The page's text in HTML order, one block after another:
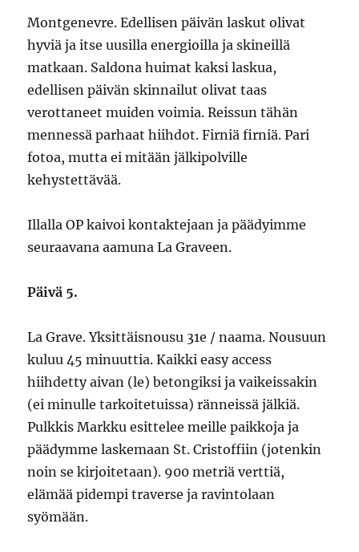
Montgenevre. Edellisen päivän laskut olivat
hyviä ja itse uusilla energioilla ja skineillä
matkaan. Saldona huimat kaksi laskua,
edellisen päivän skinnailut olivat taas
verottaneet muiden voimia. Reissun tähän
mennessä parhaat hiihdot. Firniä firniä. Pari
fotoa, mutta ei mitään jälkipolville
kehystettävää.
Illalla OP kaivoi kontaktejaan ja päädyimme
seuraavana aamuna La Graveen.
Päivä 5.
La Grave. Yksittäisnousu 31e / naama. Nousuun
kuluu 45 minuuttia. Kaikki easy access
hiihdetty aivan (le) betongiksi ja vaikeissakin
(ei minulle tarkoitetuissa) ränneissä jälkiä.
Pulkkis Markku esittelee meille paikkoja ja
päädymme laskemaan St. Cristoffiin (jotenkin
noin se kirjoitetaan). 900 metriä verttiä,
elämää pidempi traverse ja ravintolaan
syömään.